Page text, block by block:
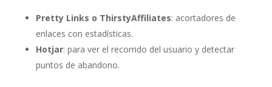
Pretty Links o ThirstyAffiliates: acortadores de
enlaces con estadísticas.
Hotjar: para ver el recorrido del usuario y detectar
puntos de abandono.